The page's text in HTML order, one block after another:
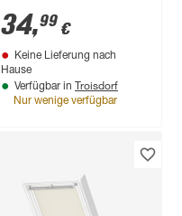
x 130 cm
34,99 €
Keine Lieferung nach
Hause
Verfügbar in Troisdorf
Nur wenige verfügbar